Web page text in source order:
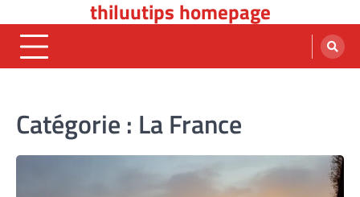
to
content
thiluutips homepage
Catégorie : La France